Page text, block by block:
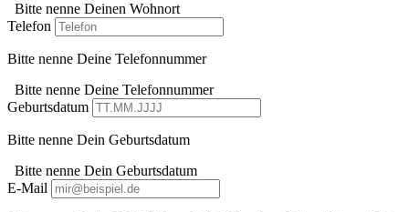
Bitte nenne Deinen Wohnort
Telefon
Bitte nenne Deine Telefonnummer
Bitte nenne Deine Telefonnummer
Geburtsdatum
Bitte nenne Dein Geburtsdatum
Bitte nenne Dein Geburtsdatum
E-Mail